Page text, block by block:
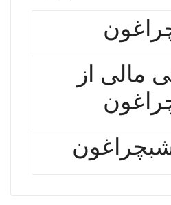
مالی از